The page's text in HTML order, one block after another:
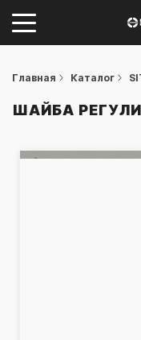
Главная Каталог
ШАЙБА